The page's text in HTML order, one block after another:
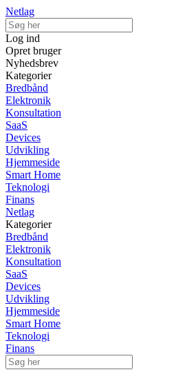
Netlag
Log ind
Opret bruger
Nyhedsbrev
Kategorier
Bredbånd
Elektronik
Konsultation
SaaS
Devices
Udvikling
Hjemmeside
Smart Home
Teknologi
Finans
Netlag
Kategorier
Bredbånd
Elektronik
Konsultation
SaaS
Devices
Udvikling
Hjemmeside
Smart Home
Teknologi
Finans